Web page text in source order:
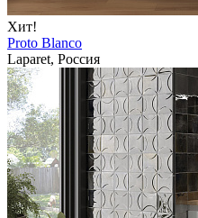
Хит!
Proto Blanco
Laparet, Россия